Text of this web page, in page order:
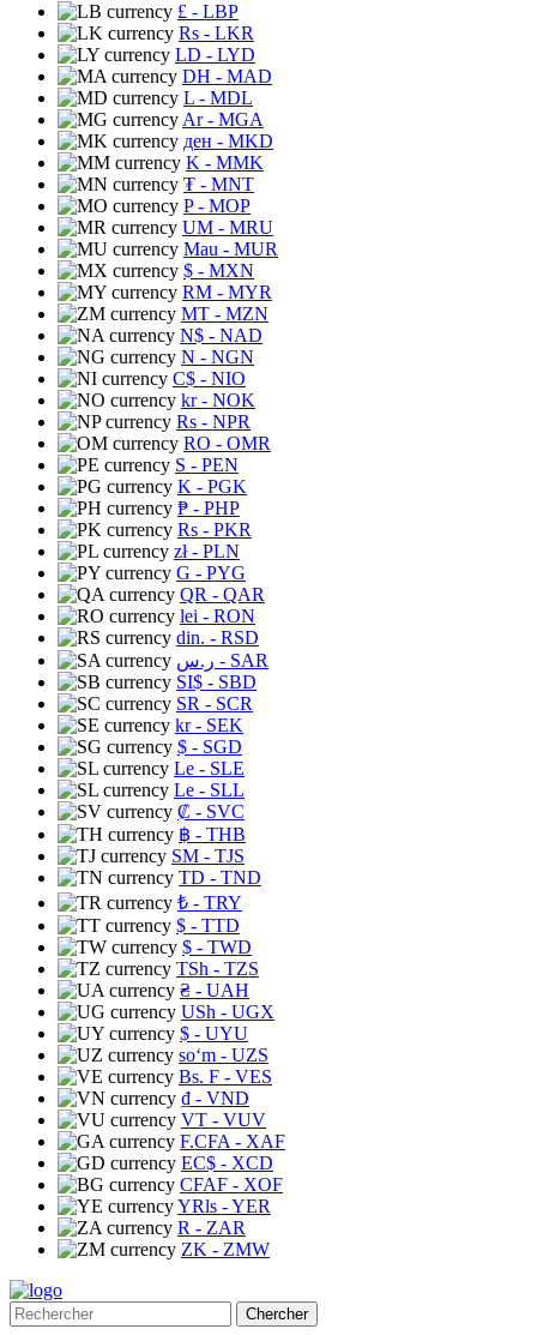
£ - LBP
Rs - LKR
LD - LYD
DH - MAD
L - MDL
Ar- MGA
ден - MKD
K - MMK
₮ - MNT
P- MOP
UM - MRU
Mau - MUR
$ - MXN
RM - MYR
MT - MZN
N$ - NAD
N - NGN
C$ - NIO
kr- NOK
Rs - NPR
RO - OMR
S - PEN
K - PGK
₱ - PHP
Rs - PKR
zł- PLN
G - PYG
QR - QAR
lei - RON
din. - RSD
ر.س - SAR
SI$ - SBD
SR - SCR
kr- SEK
$ - SGD
Le - SLE
Le - SLL
₡ - SVC
฿ - THB
ЅМ - TJS
TD - TND
₺ - TRY
$ - TTD
$ - TWD
TSh - TZS
₴ - UAH
USh - UGX
$ - UYU
soʻm - UZS
Bs. F - VES
₫ - VND
VT - VUV
F.CFA - XAF
EC$ - XCD
CFAF - XOF
YRls - YER
R - ZAR
ZK - ZMW
Chercher